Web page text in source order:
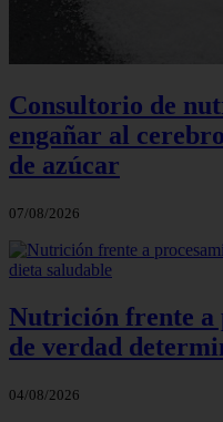
Consultorio de
engañar al
de azúcar
07/08/2026
Nutrición frente a
de verdad
04/08/2026